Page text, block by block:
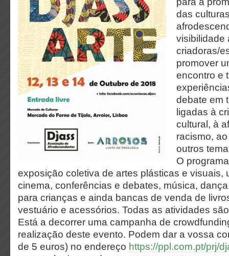
das
visibilidade
criadoras/
promover
encontro e
debate em
ligadas à
cultural, à
racismo,
outros
O
exposição coletiva de artes plásticas e visuais,
cinema, conferências e debates, música,
para crianças e ainda bancas de venda de
vestuário e acessórios. Todas as atividades
Está a decorrer uma campanha de
realização deste evento. Podem dar a vossa
de 5 euros) no endereço https://ppl.com.pt/prj/